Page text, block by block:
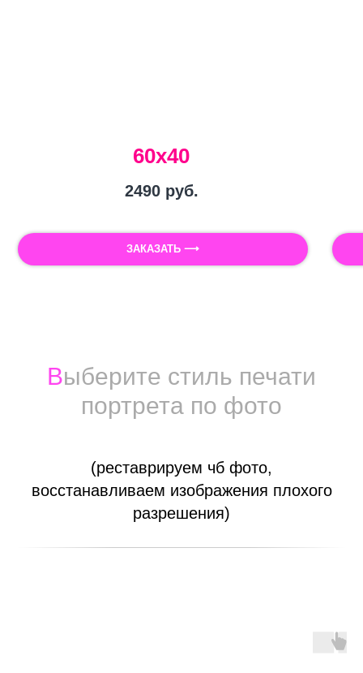
60х40
2490 руб.
ЗАКАЗАТЬ ⟶
Выберите стиль печати
портрета по фото
(реставрируем чб фото,
восстанавливаем изображения плохого
разрешения)